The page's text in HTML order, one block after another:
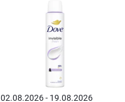
02.08.2026 - 19.08.2026